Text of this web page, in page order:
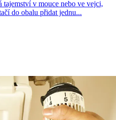
tajemství v mouce nebo ve vejci,
do obalu přidat jednu...